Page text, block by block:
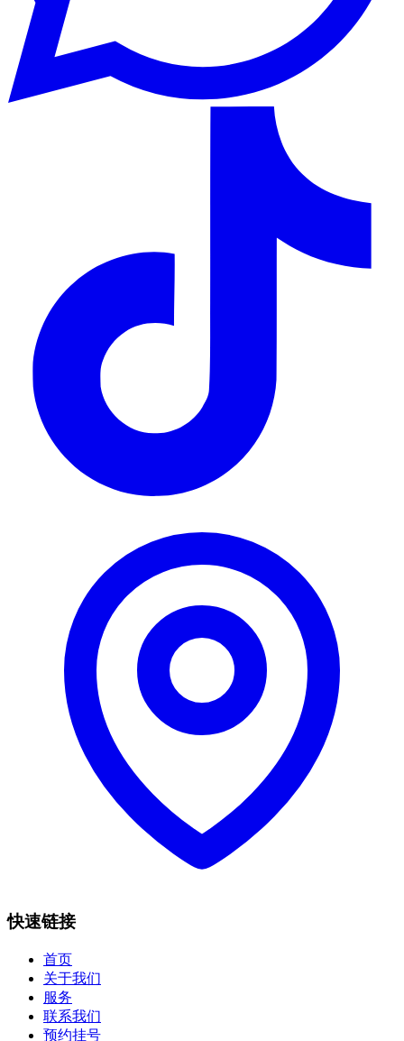
快速链接
首页
关于我们
服务
联系我们
预约挂号